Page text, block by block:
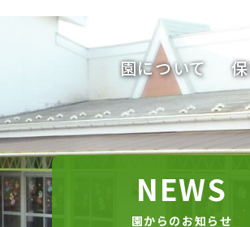
園について
NEWS
園からのお知らせ